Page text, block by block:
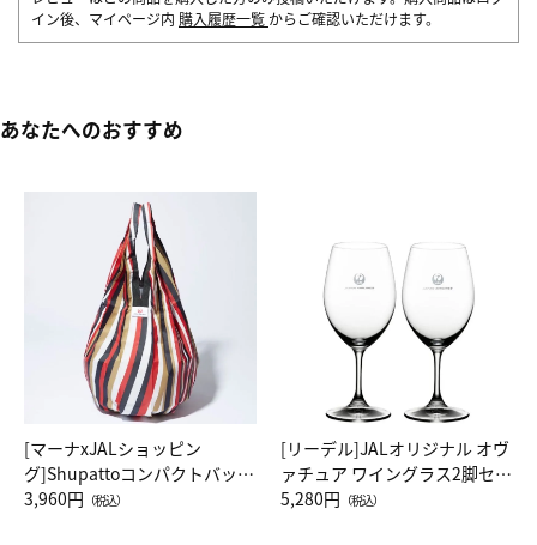
イン後、マイページ内 購入履歴一覧 からご確認いただけます。
あなたへのおすすめ
[マーナxJALショッピン
グ]Shupattoコンパクトバッグ
Drop JAL客室乗務員（LC）ス
3,960円 （税込）
[リーデル]JALオリジナル オヴ
ァチュア ワイングラス2脚セッ
ト（レッドワイン）
5,280円 （税込）